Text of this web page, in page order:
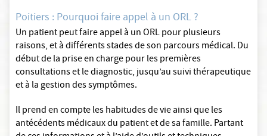
Poitiers : Pourquoi faire appel à un ORL ?
Un patient peut faire appel à un ORL pour plusieurs
raisons, et à différents stades de son parcours médical. Du
début de la prise en charge pour les premières
consultations et le diagnostic, jusqu’au suivi thérapeutique
et à la gestion des symptômes.
Il prend en compte les habitudes de vie ainsi que les
antécédents médicaux du patient et de sa famille. Partant